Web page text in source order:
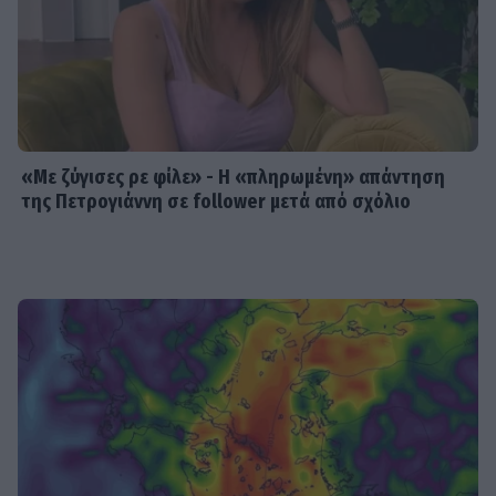
«Κοινωνία Ώρα MEGA»: Βασίλης
Τσεκούρας και Τζωρτζίνα
Μαλλιαρόζη στην πρωινή
ενημέρωση του σταθμού
Γιώργου Λιάγκα;
Μαρία Ηλιάκη: Η προσωπική νίκη
στις διακοπές και η μάχη με τη
διάσπαση προσοχής μετά την
«Με ζύγισες ρε φίλε» - H «πληρωμένη» απάντηση
της Πετρογιάννη σε follower μετά από σχόλιο